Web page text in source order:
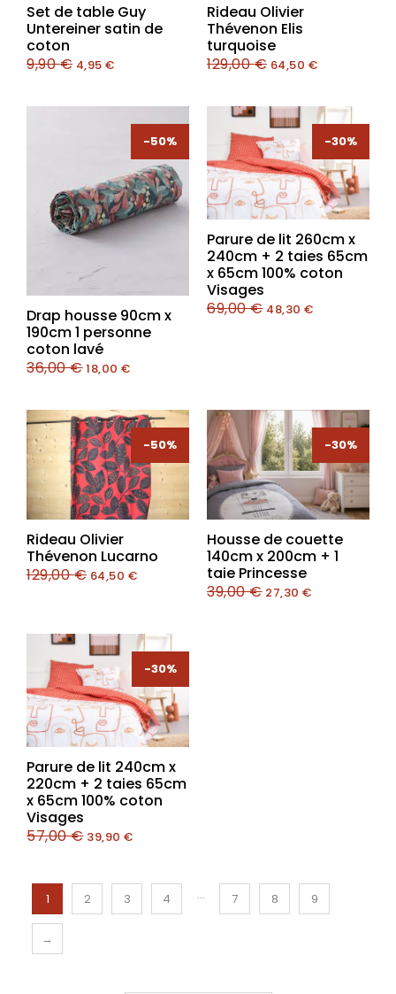
Set de table Guy
Untereiner satin de
coton
9,90€ 4,95 €
Rideau Olivier
Thévenon Elis
turquoise
129,00€ 64,50 €
-50%
Drap housse 90cm x
190cm 1 personne
coton lavé
36,00€18,00 €
-30%
-30%
Parure de lit 260cm x
240cm + 2 taies 65cm
x 65cm 100% coton
Visages
69,00€ 48,30 €
-50%
-50%
Rideau Olivier
Thévenon Lucarno
129,00€ 64,50 €
-30%
-30%
Housse de couette
140cm x 200cm + 1
taie Princesse
39,00€ 27,30 €
-30%
-30%
Parure de lit 240cm x
220cm + 2 taies 65cm
x 65cm 100% coton
Visages
57,00€ 39,90 €
1 2 3 4 … 7 8 9
→